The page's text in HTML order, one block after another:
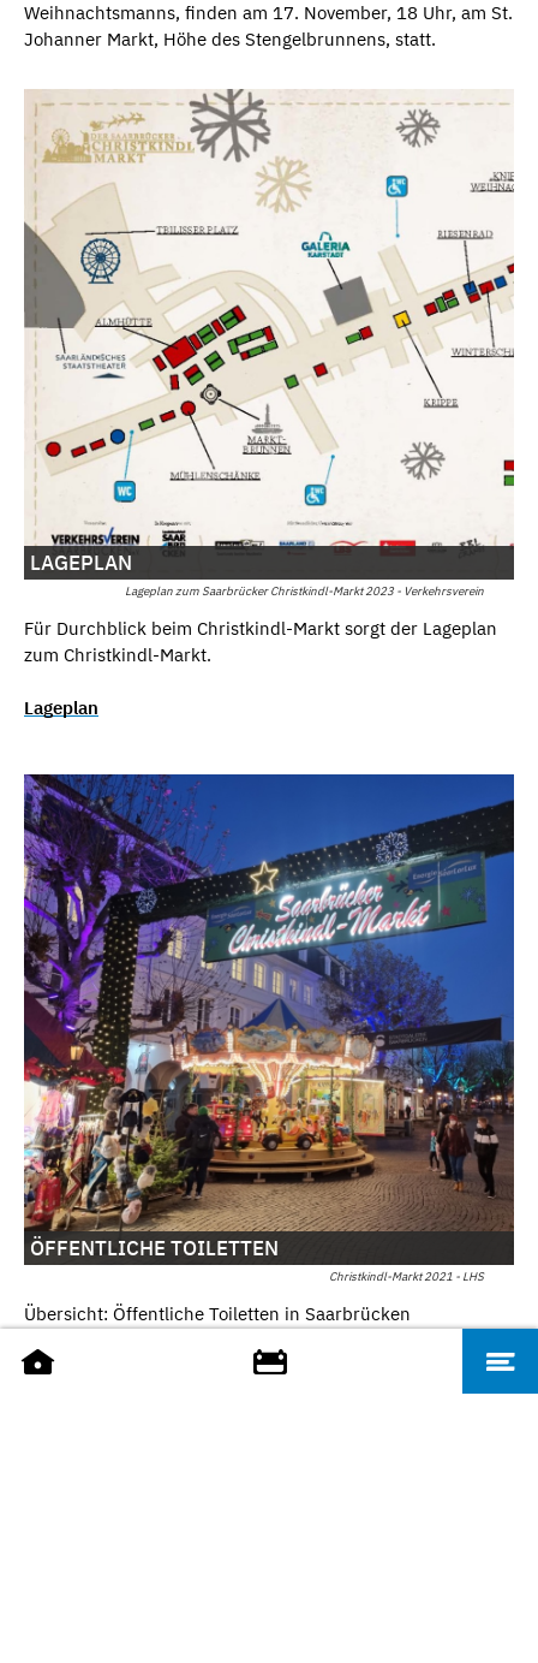
Weihnachtsmanns, finden am 17. November, 18 Uhr, am St.
Johanner Markt, Höhe des Stengelbrunnens, statt.
Lageplan zum Saarbrücker Christkindl-Markt 2023 - Verkehrsverein
LAGEPLAN
Für Durchblick beim Christkindl-Markt sorgt der Lageplan
zum Christkindl-Markt.
Lageplan
Christkindl-Markt 2021 - LHS
ÖFFENTLICHE TOILETTEN
Übersicht: Öffentliche Toiletten in Saarbrücken
Toiletten